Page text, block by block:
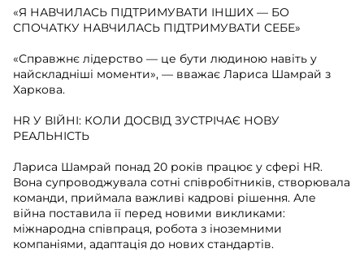
«Я НАВЧИЛАСЬ ПІДТРИМУВАТИ ІНШИХ — БО
СПОЧАТКУ НАВЧИЛАСЬ ПІДТРИМУВАТИ СЕБЕ»
«Справжнє лідерство — це бути людиною навіть у
найскладніші моменти», — вважає Лариса Шамрай з
Харкова.
HR У ВІЙНІ: КОЛИ ДОСВІД ЗУСТРІЧАЄ НОВУ
РЕАЛЬНІСТЬ
Лариса Шамрай понад 20 років працює у сфері HR.
Вона супроводжувала сотні співробітників, створювала
команди, приймала важливі кадрові рішення. Але
війна поставила її перед новими викликами:
міжнародна співпраця, робота з іноземними
компаніями, адаптація до нових стандартів.